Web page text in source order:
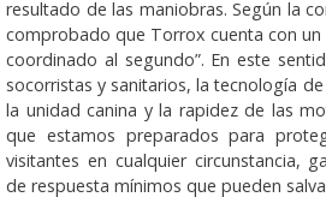
resultado de las maniobras. Según la
comprobado que Torrox cuenta con
coordinado al segundo”. En este
socorristas y sanitarios, la tecnología
la unidad canina y la rapidez de las
que estamos preparados para
visitantes en cualquier circunstancia,
de respuesta mínimos que pueden